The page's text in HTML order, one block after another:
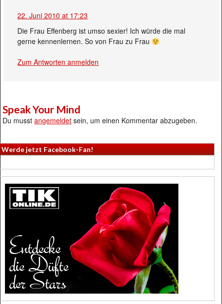
22. Juni 2010 at 17:23
Die Frau Effenberg ist umso sexier! Ich würde die mal
gerne kennenlernen. So von Frau zu Frau
Zum Antworten anmelden
Speak Your Mind
Du musstangemeldet sein, um einen Kommentar abzugeben.
Werde jetzt Facebook-Fan!